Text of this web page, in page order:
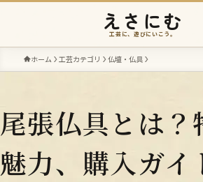
えさにむ
工芸に、遊びにいこう。
ホーム 工芸カテゴリ 仏壇・仏具
尾張仏具とは？
魅力、購入ガイ